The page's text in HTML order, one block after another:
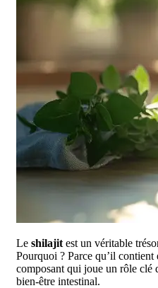
Le shilajit est un véritable
Pourquoi ? Parce qu’il contient
composant qui joue un rôle clé
bien-être intestinal.